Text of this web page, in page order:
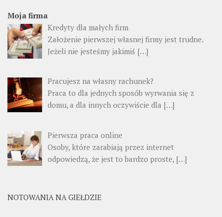
Moja firma
Kredyty dla małych firm
Założenie pierwszej własnej firmy jest trudne.
Jeżeli nie jesteśmy jakimiś […]
Pracujesz na własny rachunek?
Praca to dla jednych sposób wyrwania się z
domu, a dla innych oczywiście dla […]
Pierwsza praca online
Osoby, które zarabiają przez internet
odpowiedzą, że jest to bardzo proste, […]
NOTOWANIA NA GIEŁDZIE